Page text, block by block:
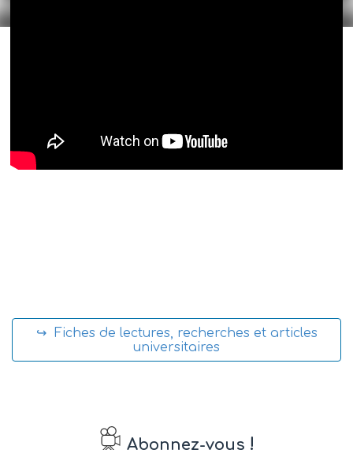
↪ Fiches de lectures, recherches et articles
universitaires
Abonnez-vous !